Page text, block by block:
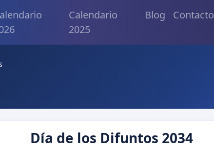
Calendario
2025
Blog Contacto
Día de los Difuntos 2034